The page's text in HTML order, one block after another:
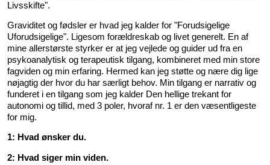
Livsskifte".
Graviditet og fødsler er hvad jeg kalder for "Forudsigelige
Uforudsigelige". Ligesom forældreskab og livet generelt. En af
mine allerstørste styrker er at jeg vejlede og guider ud fra en
psykoanalytisk og terapeutisk tilgang, kombineret med min store
fagviden og min erfaring. Hermed kan jeg støtte og nære dig lige
nøjagtig der hvor du har særligt behov. Min tilgang er narrativ og
funderet i en tilgang som jeg kalder Den hellige trekant for
autonomi og tillid, med 3 poler, hvoraf nr. 1 er den væsentligeste
for mig.
1: Hvad ønsker du.
2: Hvad siger min viden.